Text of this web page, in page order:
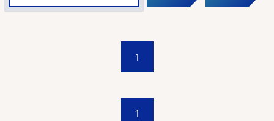
1
1